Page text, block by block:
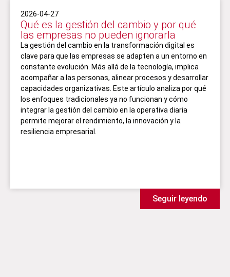
2026-04-27
Qué es la gestión del cambio y por qué
las empresas no pueden ignorarla
La gestión del cambio en la transformación digital es
clave para que las empresas se adapten a un entorno en
constante evolución. Más allá de la tecnología, implica
acompañar a las personas, alinear procesos y desarrollar
capacidades organizativas. Este artículo analiza por qué
los enfoques tradicionales ya no funcionan y cómo
integrar la gestión del cambio en la operativa diaria
permite mejorar el rendimiento, la innovación y la
resiliencia empresarial.
Seguir leyendo